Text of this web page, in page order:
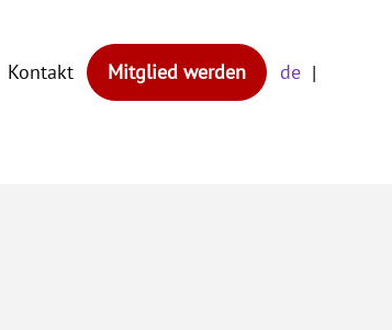
Kontakt Mitglied werden
de